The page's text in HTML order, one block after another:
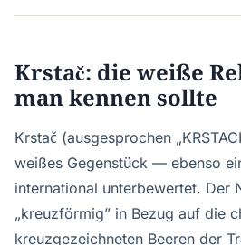
Krstač: die weiße
man kennen sollte
Krstač (ausgesprochen
weißes Gegenstück — ebenso
international unterbewertet. Der
„kreuzförmig” in Bezug auf die
kreuzgezeichneten Beeren der